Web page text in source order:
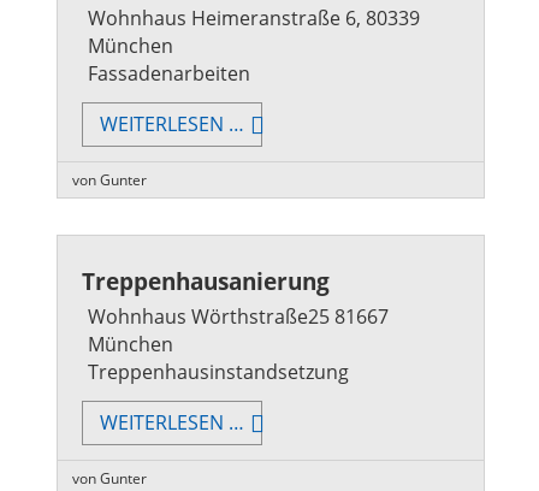
Wohnhaus Heimeranstraße 6, 80339
München
Fassadenarbeiten
WEITERLESEN … FASSADENSANIERUNG
von Gunter
Treppenhausanierung
Wohnhaus Wörthstraße25 81667
München
Treppenhausinstandsetzung
WEITERLESEN … TREPPENHAUSANIERUNG
von Gunter